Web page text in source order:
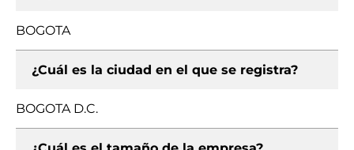
BOGOTA
¿Cuál es la ciudad en el que se registra?
BOGOTA D.C.